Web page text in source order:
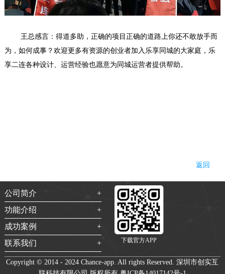
王总感言：得道多助，正确的项目正确的道路上你还不敢放手而
为，如何成事？欢迎更多有资源的创业者加入乐享同城的大家庭，乐
享二连各种设计、运营经验也愿意为同城运营者提供帮助。
返回
公司简介
功能介绍
成功案例
联系我们
下载官方APP
Copyright © 2014 - 2024 Chance-app. All rights Reserved. 深圳市创实互